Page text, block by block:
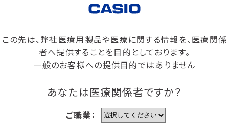
この先は、弊社医療用製品や医療に関する情報を、医療関係
者へ提供することを目的としております。
一般のお客様への提供目的ではありません
あなたは医療関係者ですか？
ご職業：